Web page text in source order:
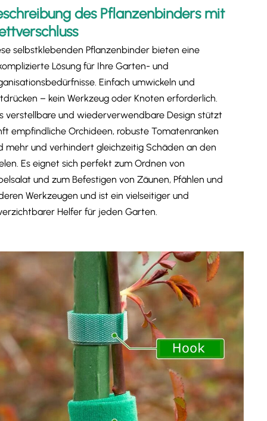
des Pflanzenbinders mit
selbstklebenden Pflanzenbinder bieten eine
Lösung für Ihre Garten- und
Einfach umwickeln und
– kein Werkzeug oder Knoten erforderlich.
verstellbare und wiederverwendbare Design stützt
empfindliche Orchideen, robuste Tomatenranken
mehr und verhindert gleichzeitig Schäden an den
Es eignet sich perfekt zum Ordnen von
und zum Befestigen von Zäunen, Pfählen und
Werkzeugen und ist ein vielseitiger und
Helfer für jeden Garten.